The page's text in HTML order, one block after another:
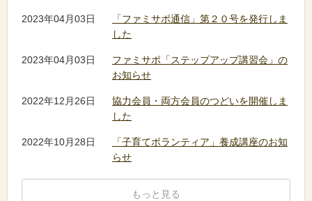
2023年04月03日
「ファミサポ通信」第２０号を発行しま
した
2023年04月03日
ファミサポ「ステップアップ講習会」の
お知らせ
2022年12月26日
協力会員・両方会員のつどいを開催しま
した
2022年10月28日
「子育てボランティア」養成講座のお知
らせ
もっと見る